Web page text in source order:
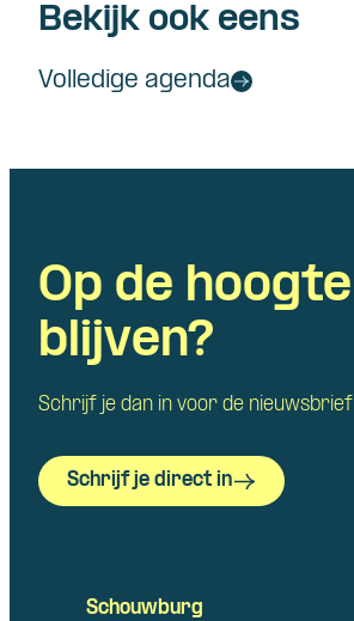
Bekijk ook eens
Volledige agenda
Op de hoogte
blijven?
Schrijf je dan in voor de nieuwsbrief
Schrijf je direct in
Schouwburg